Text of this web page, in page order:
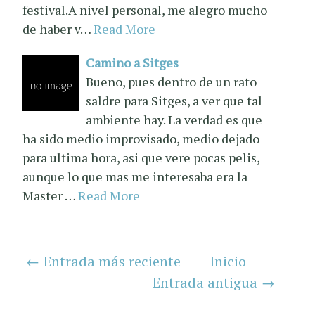
festival.A nivel personal, me alegro mucho
de haber v…Read More
Camino a Sitges
Bueno, pues dentro de un rato
saldre para Sitges, a ver que tal
ambiente hay. La verdad es que
ha sido medio improvisado, medio dejado
para ultima hora, asi que vere pocas pelis,
aunque lo que mas me interesaba era la
Master …Read More
← Entrada más reciente
Entrada antigua →
Inicio